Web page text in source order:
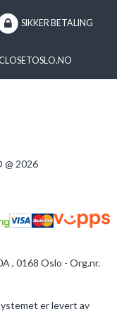
SIKKER BETALING
@ 2026
, 0168 Oslo - Org.nr.
er levert av